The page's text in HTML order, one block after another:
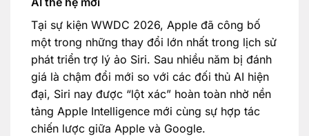
Tại sự kiện WWDC 2026, Apple đã công bố
một trong những thay đổi lớn nhất trong lịch sử
phát triển trợ lý ảo Siri. Sau nhiều năm bị đánh
giá là chậm đổi mới so với các đối thủ AI hiện
đại, Siri nay được “lột xác” hoàn toàn nhờ nền
tảng Apple Intelligence mới cùng sự hợp tác
chiến lược giữa Apple và Google.